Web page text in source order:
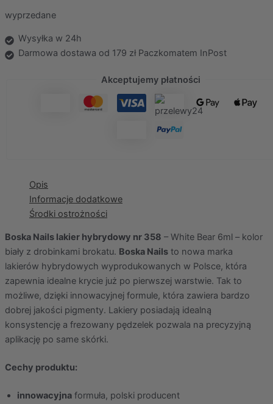
wyprzedane
Wysyłka w 24h
Darmowa dostawa od 179 zł Paczkomatem InPost
Akceptujemy płatności
Opis
Informacje dodatkowe
Środki ostrożności
Boska Nails lakier hybrydowy nr 358 – White Bear 6ml – kolor
biały z drobinkami brokatu. Boska Nails to nowa marka
lakierów hybrydowych wyprodukowanych w Polsce, która
zapewnia idealne krycie już po pierwszej warstwie. Tak to
możliwe, dzięki innowacyjnej formule, która zawiera bardzo
dobrej jakości pigmenty. Lakiery posiadają idealną
konsystencję a frezowany pędzelek pozwala na precyzyjną
aplikację po same skórki.
Cechy produktu:
innowacyjna formuła, polski producent